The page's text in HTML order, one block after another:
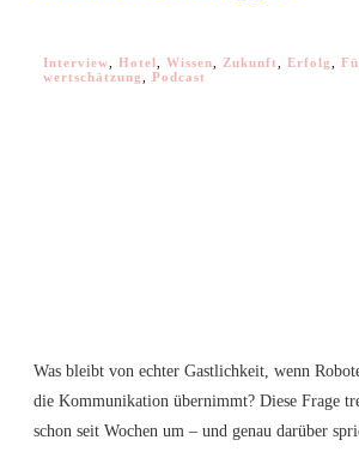
Interview Hotel Wissen Zukunft Erfolg
wertschätzung
Podcast
Was bleibt von echter Gastlichkeit, wenn
die Kommunikation übernimmt? Diese Frage
schon seit Wochen um – und genau darüber